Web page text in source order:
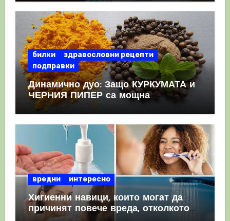
билки
здравословни рецепти
подправки
Динамично дуо: Защо КУРКУМАТА и
ЧЕРНИЯ ПИПЕР са мощна
комбинация
вредни интересно
Хигиенни навици, които могат да
причинят повече вреда, отколкото